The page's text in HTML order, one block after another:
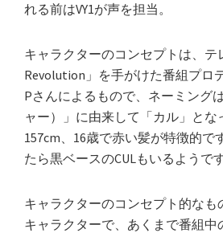
れる前はVY1が声を担当。
キャラクターのコンセプトは、テ
Revolution」を手がけた番組プロ
Pさんによるもので、ネーミング
ャー）」に由来して「カル」と
157cm、16歳で赤い髪が特徴的で
たら黒ベースのCULもいるようです
キャラクターのコンセプト的なも
キャラクターで、あくまで番組中